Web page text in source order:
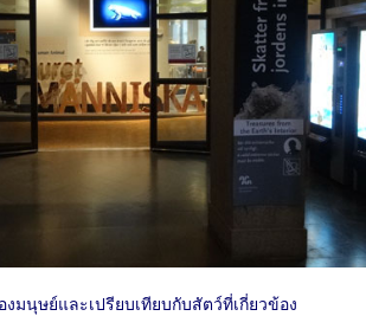
มนุษย์และเปรียบเทียบกับสัตว์ที่เกี่ยวข้อง